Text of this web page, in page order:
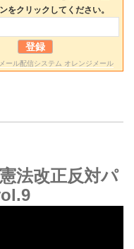
をクリックしてください。
メール配信システム オレンジメール
法改正反対パ